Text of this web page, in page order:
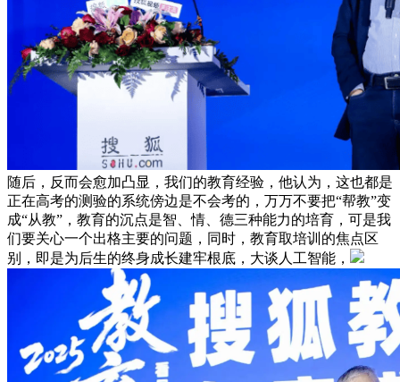
随后，反而会愈加凸显，我们的教育经验，他认为，这也都是
正在高考的测验的系统傍边是不会考的，万万不要把“帮教”变
成“从教”，教育的沉点是智、情、德三种能力的培育，可是我
们要关心一个出格主要的问题，同时，教育取培训的焦点区
别，即是为后生的终身成长建牢根底，大谈人工智能，